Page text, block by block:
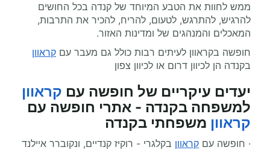
ממש לחוות את הטבע המיוחד של קנדה בכל החושים
להרגיש, להתרגש, לטעום, להריח, להכיר את התרבות,
המאכלים והמנהגים של ומדינות האזור.
חופשה בקראוון לעיתים רבות כולל גם מעבר עם קראוון
בקנדה הן לכיוון דרום או לכיוון צפון
יעדים עיקריים של חופשה עם קראוון
למשפחה בקנדה - אתרי חופשה עם
קראוון משפחתי בקנדה
· חופשה עם קראוון בקלגרי - רוקיז קנדיים, ונקוברר איילנד